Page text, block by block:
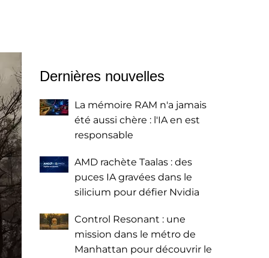
Dernières nouvelles
La mémoire RAM n'a jamais
été aussi chère : l'IA en est
responsable
AMD rachète Taalas : des
puces IA gravées dans le
silicium pour défier Nvidia
Control Resonant : une
mission dans le métro de
Manhattan pour découvrir le